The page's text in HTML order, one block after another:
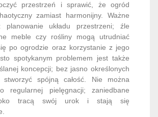
przestrzeń i sprawić, że ogród
zamiast harmonijny. Ważne
planowanie układu przestrzeni; źle
meble czy rośliny mogą utrudniać
po ogrodzie oraz korzystanie z jego
spotykanym problemem jest także
koncepcji; bez jasno określonych
spójną całość. Nie można
regularnej pielęgnacji; zaniedbane
tracą swój urok i stają się